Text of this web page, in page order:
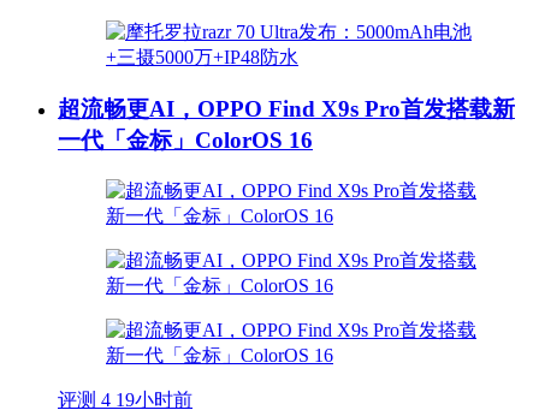
超流畅更AI，OPPO Find X9s Pro首发搭载新
一代「金标」ColorOS 16
评测 4 19小时前